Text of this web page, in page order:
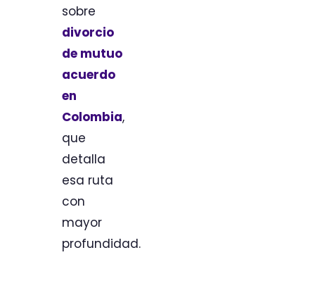
sobre
divorcio
de mutuo
acuerdo
en
Colombia,
que
detalla
esa ruta
con
mayor
profundidad.